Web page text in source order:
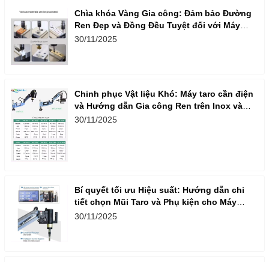
Chìa khóa Vàng Gia công: Đảm bảo Đường
Ren Đẹp và Đồng Đều Tuyệt đối với Máy
Taro Cần Điện
30/11/2025
Chinh phục Vật liệu Khó: Máy taro cần điện
và Hướng dẫn Gia công Ren trên Inox và
Nhôm
30/11/2025
Bí quyết tối ưu Hiệu suất: Hướng dẫn chi
tiết chọn Mũi Taro và Phụ kiện cho Máy
Taro Cần Điện
30/11/2025